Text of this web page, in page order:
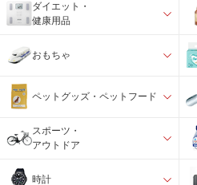
ダイエット・
健康用品
おもちゃ
ペットグッズ・ペットフード
スポーツ・
アウトドア
時計